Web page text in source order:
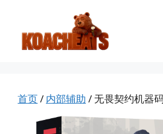
首页/ 内部辅助 / 无畏契约机器